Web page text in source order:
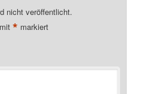
nicht veröffentlicht.
mit* markiert